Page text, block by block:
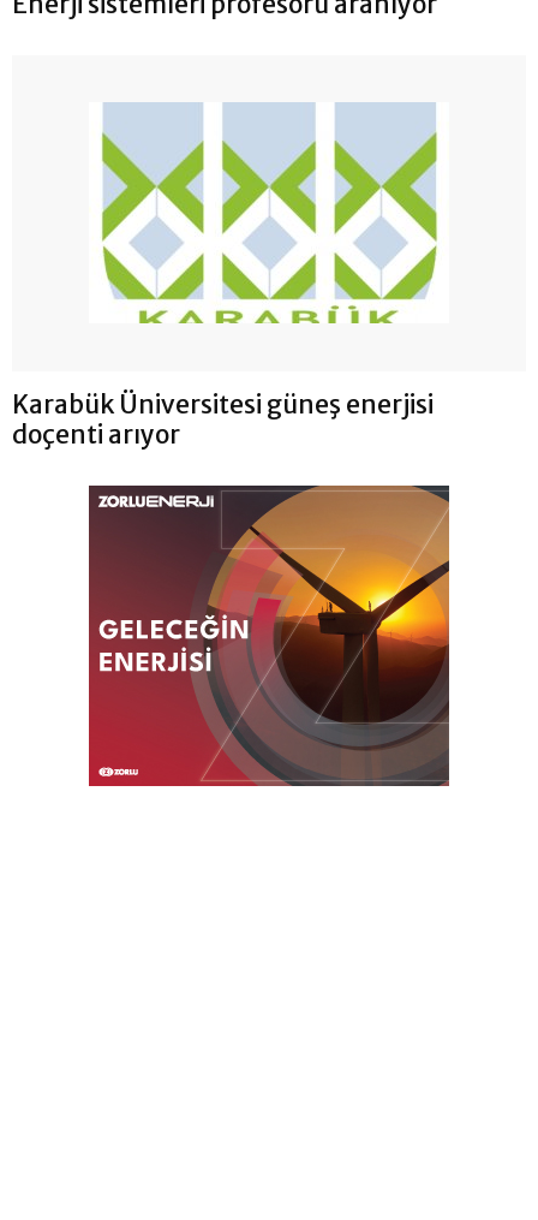
Karabük Üniversitesi güneş enerjisi
doçenti arıyor